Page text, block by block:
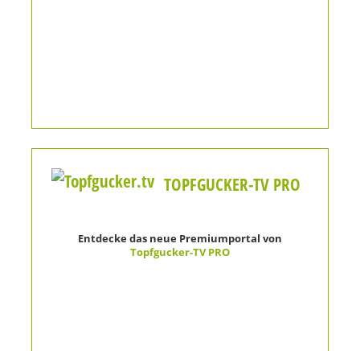
TOPFGUCKER-TV PRO
Entdecke das neue Premiumportal von
Topfgucker-TV PRO